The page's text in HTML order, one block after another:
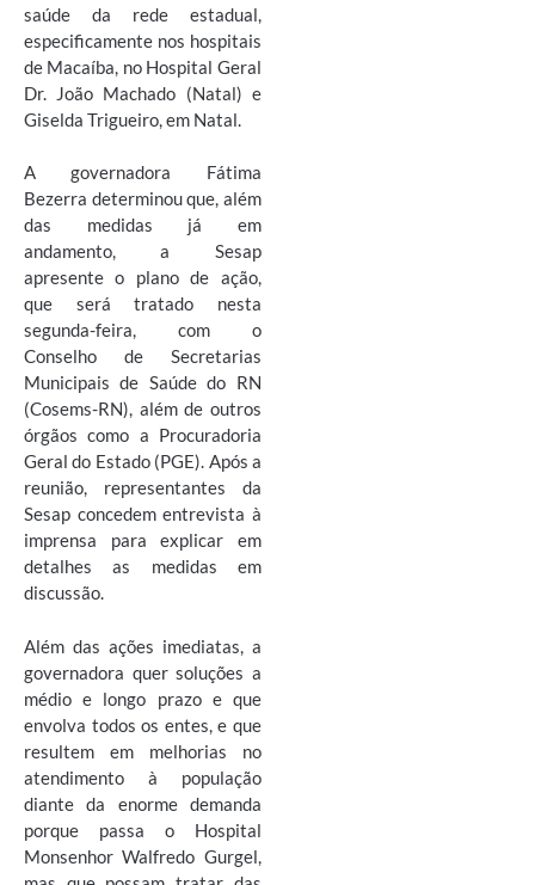
saúde da rede estadual,
especificamente nos hospitais
de Macaíba, no Hospital Geral
Dr. João Machado (Natal) e
Giselda Trigueiro, em Natal.
A governadora Fátima
Bezerra determinou que, além
das medidas já em
andamento, a Sesap
apresente o plano de ação,
que será tratado nesta
segunda-feira, com o
Conselho de Secretarias
Municipais de Saúde do RN
(Cosems-RN), além de outros
órgãos como a Procuradoria
Geral do Estado (PGE). Após a
reunião, representantes da
Sesap concedem entrevista à
imprensa para explicar em
detalhes as medidas em
discussão.
Além das ações imediatas, a
governadora quer soluções a
médio e longo prazo e que
envolva todos os entes, e que
resultem em melhorias no
atendimento à população
diante da enorme demanda
porque passa o Hospital
Monsenhor Walfredo Gurgel,